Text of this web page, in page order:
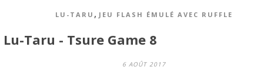
LU-TARU , JEU FLASH ÉMULÉ AVEC RUFFLE
Lu-Taru - Tsure Game 8
6 AOÛT 2017